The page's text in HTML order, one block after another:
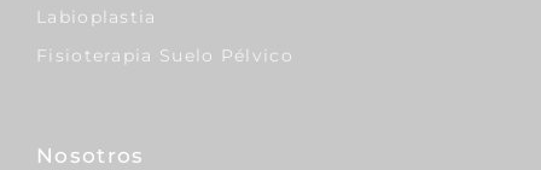
Labioplastia
Fisioterapia Suelo Pélvico
Nosotros